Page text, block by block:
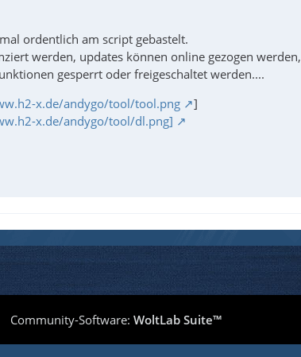
ordentlich am script gebastelt.
werden, updates können online gezogen werden,
gesperrt oder freigeschaltet werden....
x.de/andygo/tool/tool.png
]
x.de/andygo/tool/dl.png]
Community-Software: WoltLab Suite™